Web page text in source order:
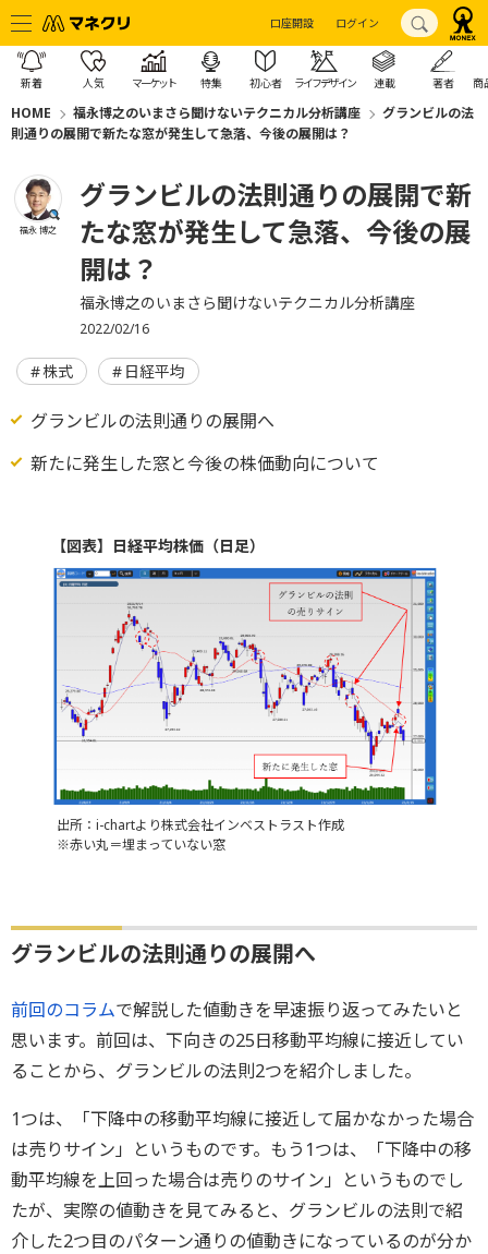
口座開設 ログイン
新着 人気 マーケット 特集 初心者 ライフデザイン 連載 著者 商
HOME 福永博之のいまさら聞けないテクニカル分析講座
グランビルの法
則通りの展開で新たな窓が発生して急落、今後の展開は？
福永 博之
グランビルの法則通りの展開で新
たな窓が発生して急落、今後の展
開は？
福永博之のいまさら聞けないテクニカル分析講座
2022/02/16
株式 日経平均
グランビルの法則通りの展開へ
新たに発生した窓と今後の株価動向について
【図表】日経平均株価（日足）
出所：i-chartより株式会社インベストラスト作成
※赤い丸＝埋まっていない窓
グランビルの法則通りの展開へ
前回のコラムで解説した値動きを早速振り返ってみたいと
思います。前回は、下向きの25日移動平均線に接近してい
ることから、グランビルの法則2つを紹介しました。
1つは、「下降中の移動平均線に接近して届かなかった場合
は売りサイン」というものです。もう1つは、「下降中の移
動平均線を上回った場合は売りのサイン」というものでし
たが、実際の値動きを見てみると、グランビルの法則で紹
介した2つ目のパターン通りの値動きになっているのが分か